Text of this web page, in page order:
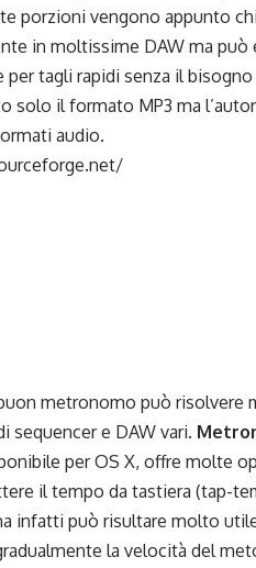
porzioni vengono appunto
in moltissime DAW ma può
per tagli rapidi senza il
solo il formato MP3 ma
audio.
metronomo può
sequencer e DAW vari.
per OS X, offre molte
il tempo da tastiera (tap-
infatti può risultare molto
la velocità del